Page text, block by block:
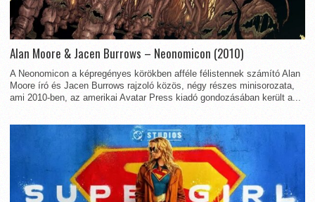
Alan Moore & Jacen Burrows – Neonomicon (2010)
A Neonomicon a képregényes körökben afféle félistennek számító Alan
Moore író és Jacen Burrows rajzoló közös, négy részes minisorozata,
ami 2010-ben, az amerikai Avatar Press kiadó gondozásában került a...